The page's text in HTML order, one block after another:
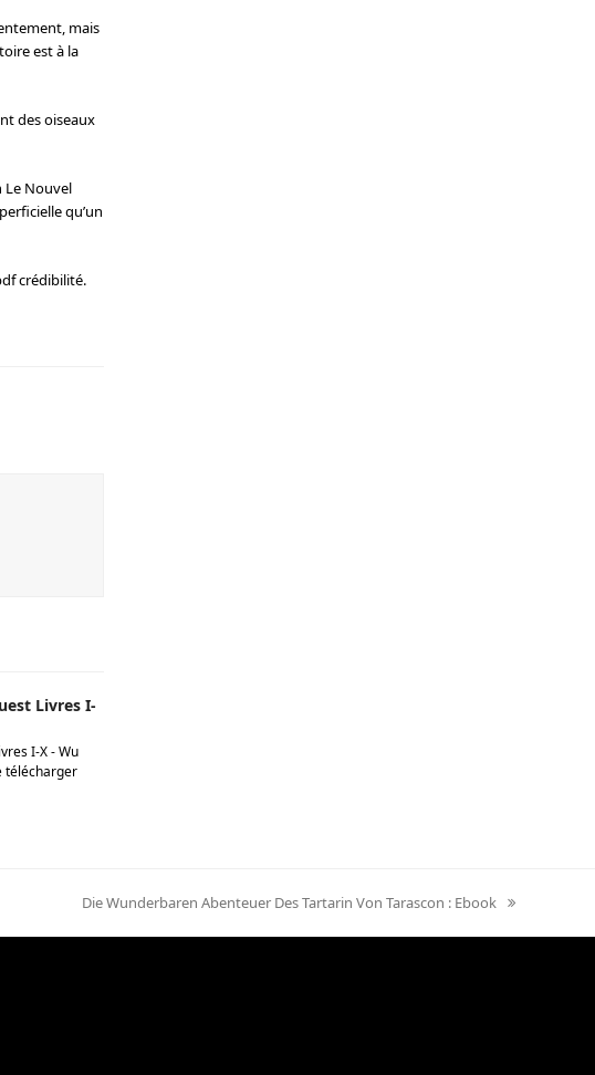
mais
est à la
des oiseaux
Le Nouvel
qu’un
crédibilité.
Livres I-
I-X - Wu
télécharger
next
Die Wunderbaren Abenteuer Des Tartarin Von Tarascon : Ebook